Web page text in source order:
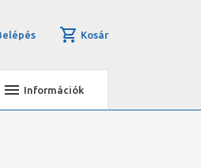
Kosár
Információk